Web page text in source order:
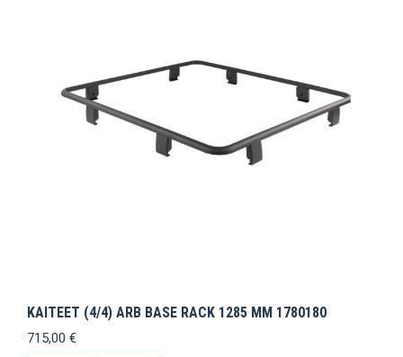
KAITEET (4/4) ARB BASE RACK 1285 MM 1780180
715,00 €